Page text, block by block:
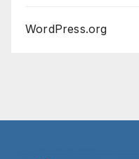
WordPress.org